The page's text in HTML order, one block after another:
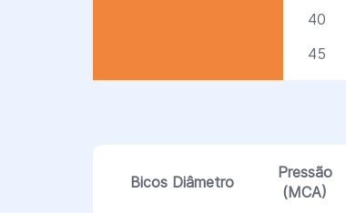
40
45
Bicos Diâmetro
Pressão
(MCA)